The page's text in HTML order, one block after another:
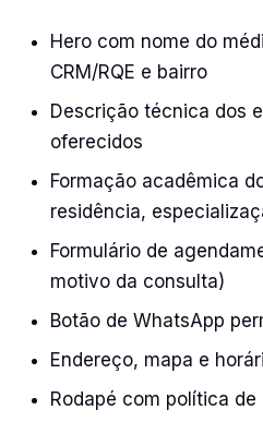
Hero com nome do
CRM/RQE e bairro
Descrição técnica dos
oferecidos
Formação acadêmica
residência,
Formulário de
motivo da consulta)
Botão de WhatsApp
Endereço, mapa e
Rodapé com política de